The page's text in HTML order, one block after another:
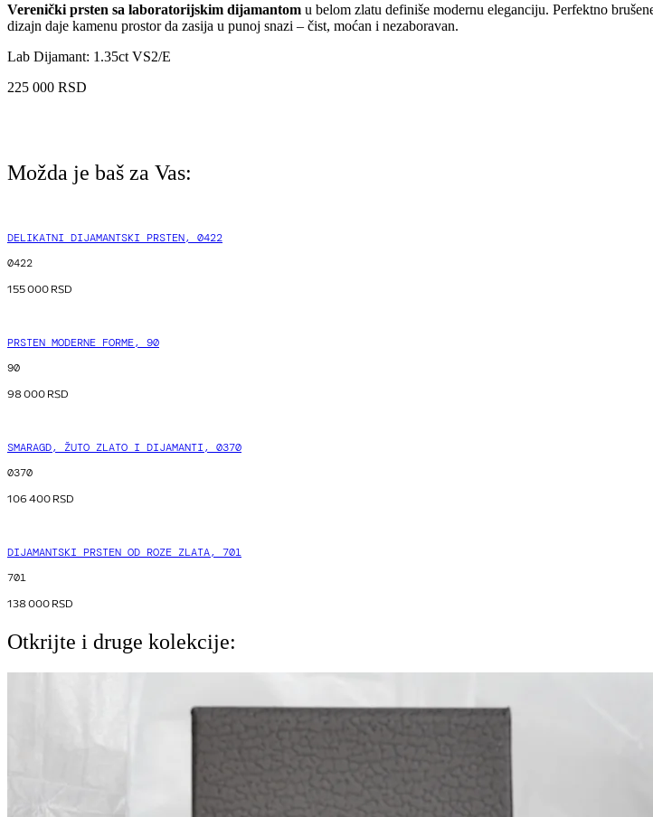
Verenički prsten sa laboratorijskim dijamantom u belom zlatu definiše modernu eleganciju. Perfektno
dizajn daje kamenu prostor da zasija u punoj snazi – čist, moćan i nezaboravan.
Lab Dijamant: 1.35ct VS2/E
225 000 RSD
Možda je baš za Vas:
DELIKATNI DIJAMANTSKI PRSTEN, 0422
0422
155 000RSD
PRSTEN MODERNE FORME, 90
90
98 000RSD
SMARAGD, ŽUTO ZLATO I DIJAMANTI, 0370
0370
106 400RSD
DIJAMANTSKI PRSTEN OD ROZE ZLATA, 701
701
138 000RSD
Otkrijte i druge kolekcije: